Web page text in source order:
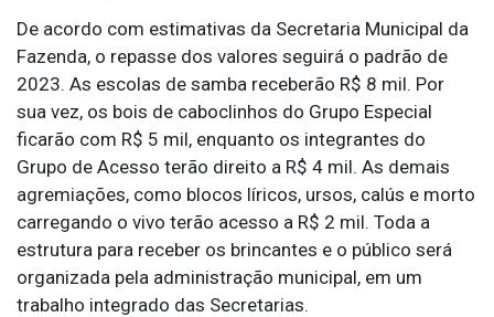
De acordo com estimativas da Secretaria Municipal da
Fazenda, o repasse dos valores seguirá o padrão de
2023. As escolas de samba receberão R$ 8 mil. Por
sua vez, os bois de caboclinhos do Grupo Especial
ficarão com R$ 5 mil, enquanto os integrantes do
Grupo de Acesso terão direito a R$ 4 mil. As demais
agremiações, como blocos líricos, ursos, calús e morto
carregando o vivo terão acesso a R$ 2 mil. Toda a
estrutura para receber os brincantes e o público será
organizada pela administração municipal, em um
trabalho integrado das Secretarias.